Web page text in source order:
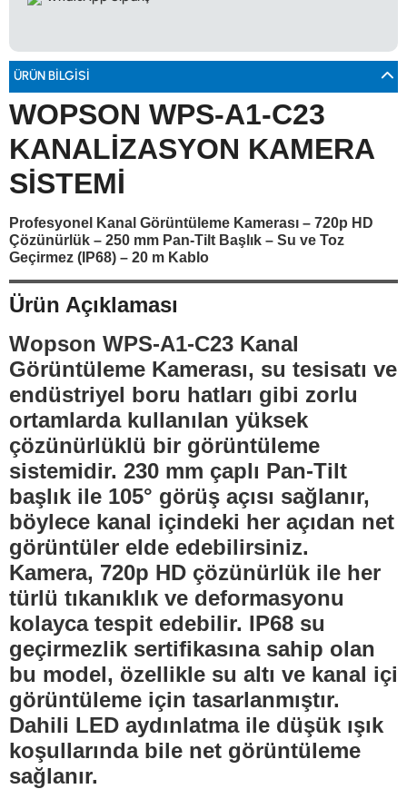
0533 061 73 68 0533 206 6086
Dedektör Dünyası, lider dünya markası dedektörlerin
Türkiye distribitörü olan Tevafuk Elektronik LTD. ŞTİ. resmi satış kanalıdır.
ÜRÜN BILGISI
WOPSON WPS‑A1‑C23
KANALİZASYON KAMERA
SİSTEMİ
Profesyonel Kanal Görüntüleme Kamerası – 720p HD
Çözünürlük – 250 mm Pan-Tilt Başlık – Su ve Toz
Geçirmez (IP68) – 20 m Kablo
Ürün Açıklaması
Wopson WPS-A1-C23 Kanal
Görüntüleme Kamerası, su tesisatı ve
endüstriyel boru hatları gibi zorlu
ortamlarda kullanılan yüksek
çözünürlüklü bir görüntüleme
sistemidir. 230 mm çaplı Pan-Tilt
başlık ile 105° görüş açısı sağlanır,
böylece kanal içindeki her açıdan net
görüntüler elde edebilirsiniz.
Kamera, 720p HD çözünürlük ile her
türlü tıkanıklık ve deformasyonu
kolayca tespit edebilir. IP68 su
geçirmezlik sertifikasına sahip olan
bu model, özellikle su altı ve kanal içi
görüntüleme için tasarlanmıştır.
Dahili LED aydınlatma ile düşük ışık
koşullarında bile net görüntüleme
sağlanır.